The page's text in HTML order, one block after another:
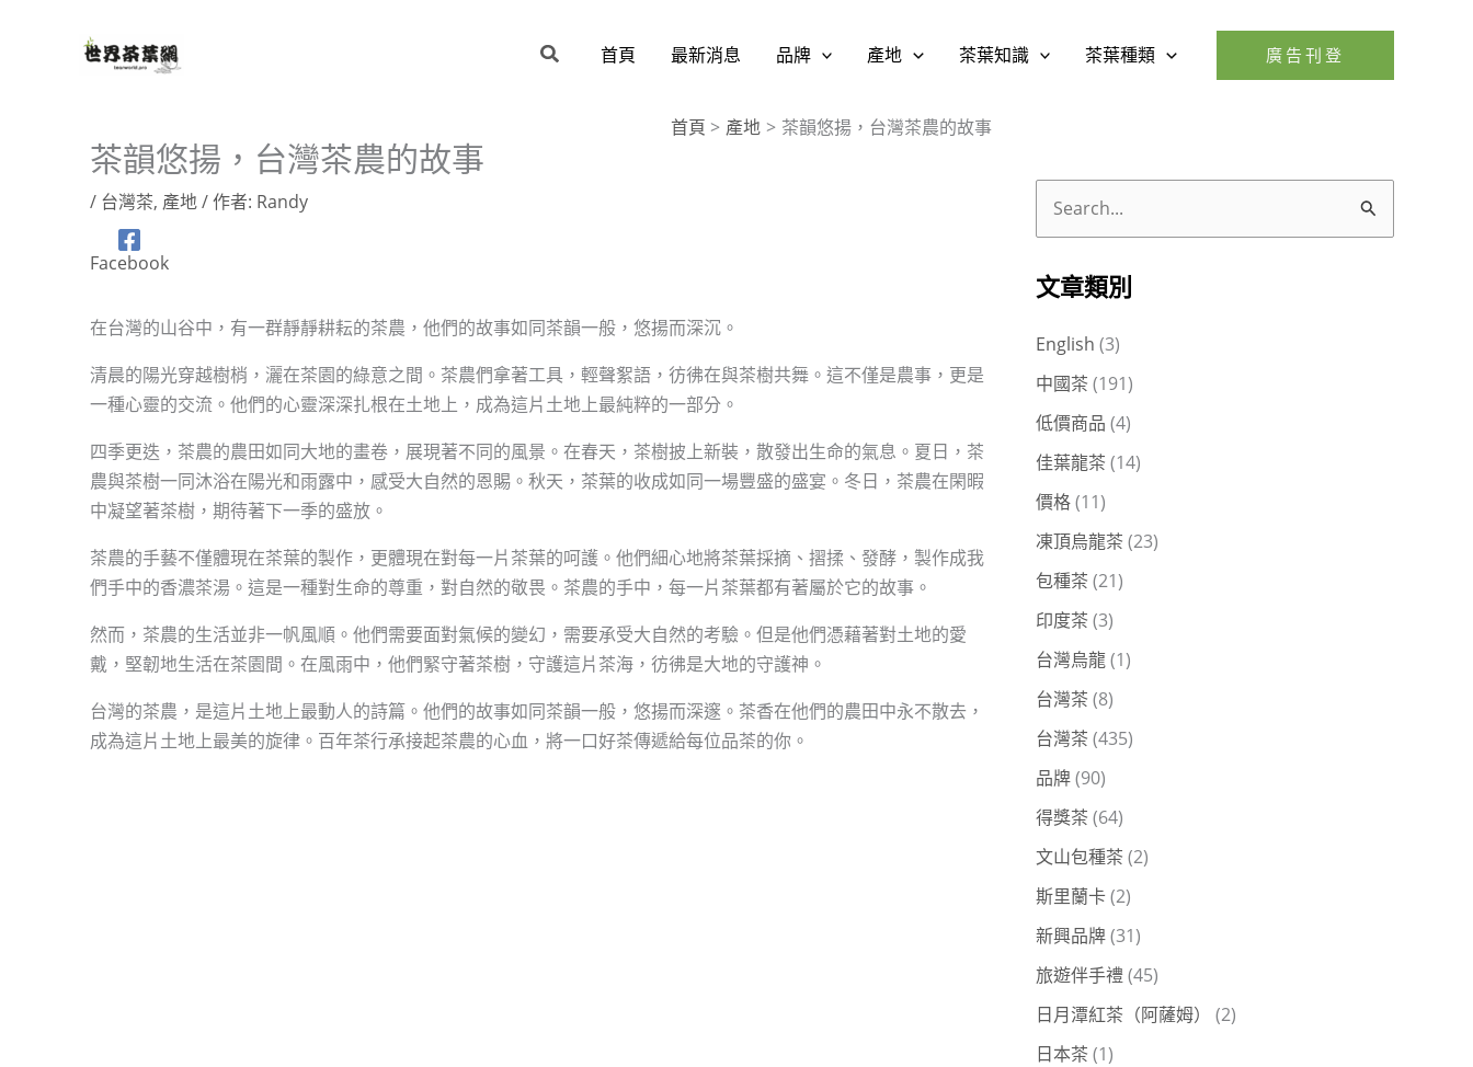
搜
首頁 最新消息 品牌 產地 茶葉知識 茶葉種類 廣告刊登
首頁 產地 茶韻悠揚，台灣茶農的故事
茶韻悠揚，台灣茶農的故事
/ 台灣茶, 產地/ 作者: Randy
Facebook
在台灣的山谷中，有一群靜靜耕耘的茶農，他們的故事如同茶韻一般，悠揚而深沉。
清晨的陽光穿越樹梢，灑在茶園的綠意之間。茶農們拿著工具，輕聲絮語，彷彿在與茶樹共舞。這不僅是農事，更是
一種心靈的交流。他們的心靈深深扎根在土地上，成為這片土地上最純粹的一部分。
四季更迭，茶農的農田如同大地的畫卷，展現著不同的風景。在春天，茶樹披上新裝，散發出生命的氣息。夏日，茶
農與茶樹一同沐浴在陽光和雨露中，感受大自然的恩賜。秋天，茶葉的收成如同一場豐盛的盛宴。冬日，茶農在閑暇
中凝望著茶樹，期待著下一季的盛放。
茶農的手藝不僅體現在茶葉的製作，更體現在對每一片茶葉的呵護。他們細心地將茶葉採摘、摺揉、發酵，製作成我
們手中的香濃茶湯。這是一種對生命的尊重，對自然的敬畏。茶農的手中，每一片茶葉都有著屬於它的故事。
然而，茶農的生活並非一帆風順。他們需要面對氣候的變幻，需要承受大自然的考驗。但是他們憑藉著對土地的愛
戴，堅韌地生活在茶園間。在風雨中，他們緊守著茶樹，守護這片茶海，彷彿是大地的守護神。
台灣的茶農，是這片土地上最動人的詩篇。他們的故事如同茶韻一般，悠揚而深邃。茶香在他們的農田中永不散去，
成為這片土地上最美的旋律。百年茶行承接起茶農的心血，將一口好茶傳遞給每位品茶的你。
關
字
:
文章類別
English (3)
中國茶 (191)
低價商品 (4)
佳葉龍茶 (14)
價格(11)
凍頂烏龍茶 (23)
包種茶 (21)
印度茶 (3)
台灣烏龍(1)
台灣茶 (8)
台灣茶 (435)
品牌(90)
得獎茶 (64)
文山包種茶 (2)
斯里蘭卡(2)
新興品牌(31)
旅遊伴手禮(45)
日月潭紅茶（阿薩姆）
(2)
日本茶 (1)